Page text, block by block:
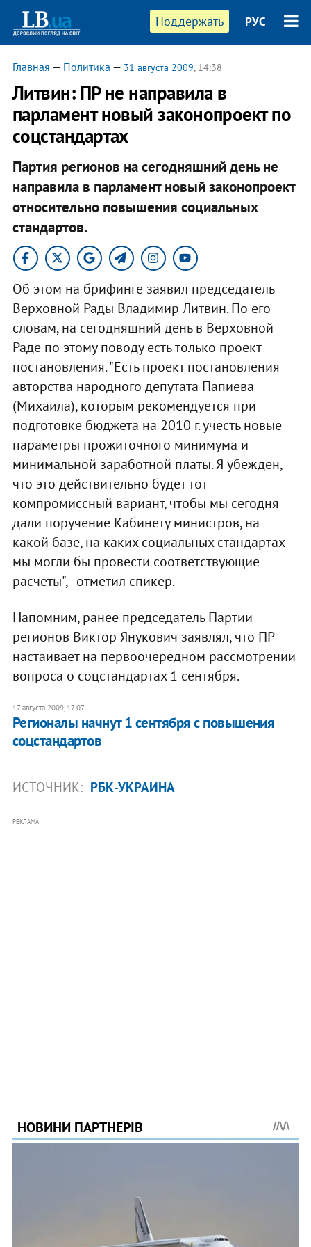
Поддержать РУС
Главная — Политика — 31 августа 2009, 14:38
Литвин: ПР не направила в
парламент новый законопроект по
соцстандартах
Партия регионов на сегодняшний день не
направила в парламент новый законопроект
относительно повышения социальных
стандартов.
Об этом на брифинге заявил председатель
Верховной Рады Владимир Литвин. По его
словам, на сегодняшний день в Верховной
Раде по этому поводу есть только проект
постановления. "Есть проект постановления
авторства народного депутата Папиева
(Михаила), которым рекомендуется при
подготовке бюджета на 2010 г. учесть новые
параметры прожиточного минимума и
минимальной заработной платы. Я убежден,
что это действительно будет тот
компромиссный вариант, чтобы мы сегодня
дали поручение Кабинету министров, на
какой базе, на каких социальных стандартах
мы могли бы провести соответствующие
расчеты", - отметил спикер.
Напомним, ранее председатель Партии
регионов Виктор Янукович заявлял, что ПР
настаивает на первоочередном рассмотрении
вопроса о соцстандартах 1 сентября.
17 августа 2009, 17:07
Регионалы начнут 1 сентября с повышения
соцстандартов
ИСТОЧНИК: РБК-УКРАИНА
РЕКЛАМА